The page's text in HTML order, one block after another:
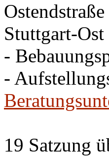
Stuttgart-Ost
-
-
19 Satzung